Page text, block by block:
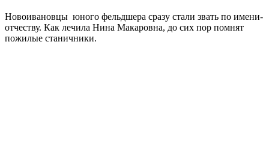
Новоивановцы юного фельдшера сразу стали звать по имени-
отчеству. Как лечила Нина Макаровна, до сих пор помнят
пожилые станичники.